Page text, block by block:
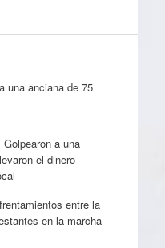
una anciana de 75
a una
el dinero
entre la
en la marcha